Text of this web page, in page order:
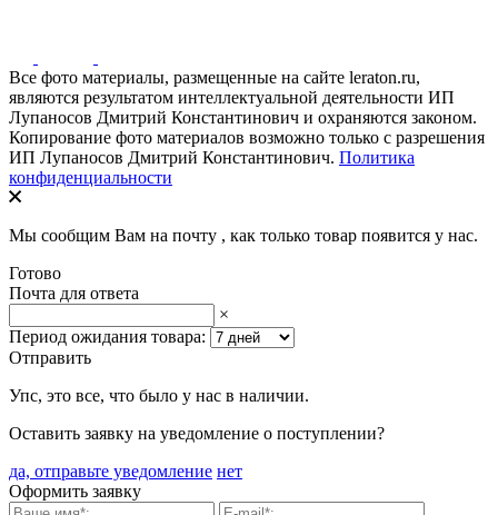
Все фото материалы, размещенные на сайте leraton.ru,
являются результатом интеллектуальной деятельности ИП
Лупаносов Дмитрий Константинович и охраняются законом.
Копирование фото материалов возможно только с разрешения
ИП Лупаносов Дмитрий Константинович. Политика
конфиденциальности
Мы сообщим Вам на почту , как только товар появится у нас.
Готово
Почта для ответа
×
Период ожидания товара:
Отправить
Упс, это все, что было у нас в наличии.
Оставить заявку на уведомление о поступлении?
да, отправьте уведомление нет
Оформить заявку